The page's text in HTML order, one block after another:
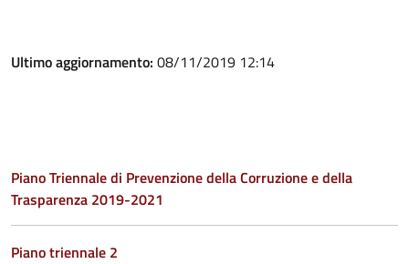
Ultimo aggiornamento: 08/11/2019 12:14
Piano Triennale di Prevenzione della Corruzione e della
Trasparenza 2019-2021
Piano triennale 2